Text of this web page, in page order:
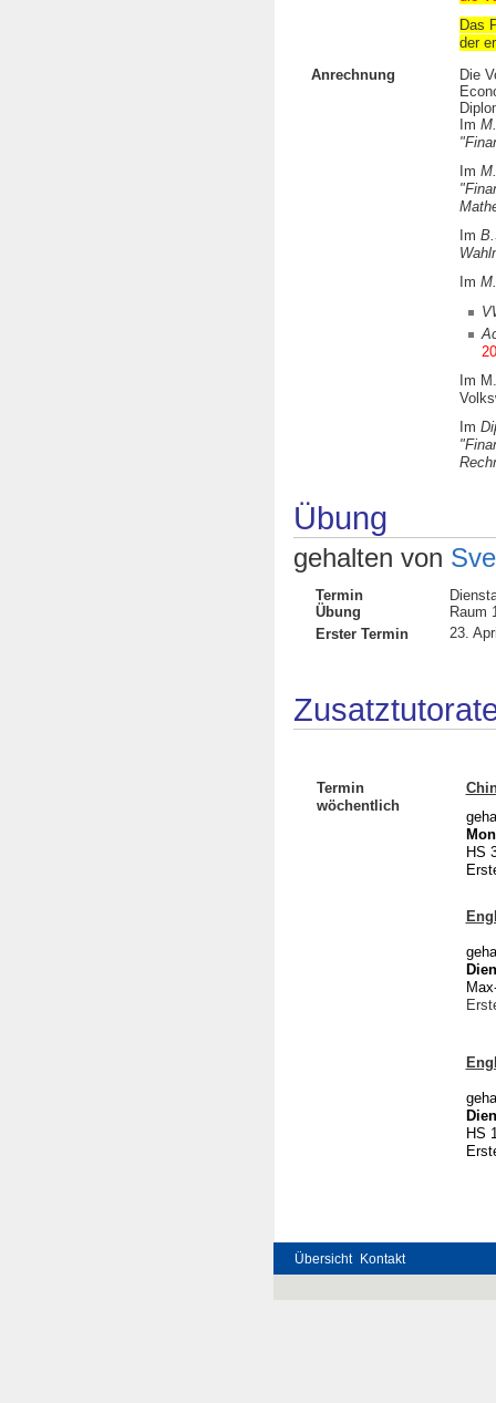
Das
der
Anrechnung
Die
Im
Im
Im
Im
Im
Im
Übung
gehalten von
Termin
Übung
Erster Termin
23.
Termin
wöchentlich
HS
HS
Übersicht Kontakt